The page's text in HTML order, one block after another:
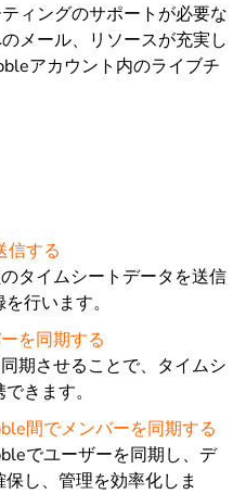
ィングのサポートが必要な
メール、リソースが充実し
アカウント内のライブチ
信する
タイムシートデータを送信
行います。
を同期する
期させることで、タイムシ
きます。
間でメンバーを同期する
でユーザーを同期し、デ
し、管理を効率化しま